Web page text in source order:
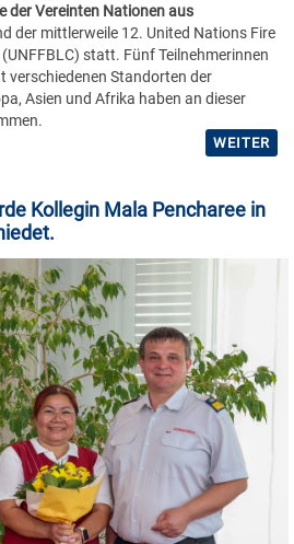
der Vereinten Nationen aus
der mittlerweile 12. United Nations Fire
statt. Fünf Teilnehmerinnen
verschiedenen Standorten der
Asien und Afrika haben an dieser
WEITER
Kollegin Mala Pencharee in